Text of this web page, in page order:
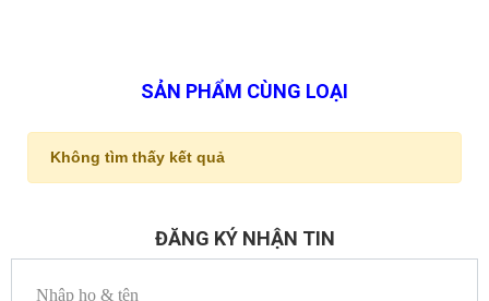
SẢN PHẨM CÙNG LOẠI
Không tìm thấy kết quả
ĐĂNG KÝ NHẬN TIN